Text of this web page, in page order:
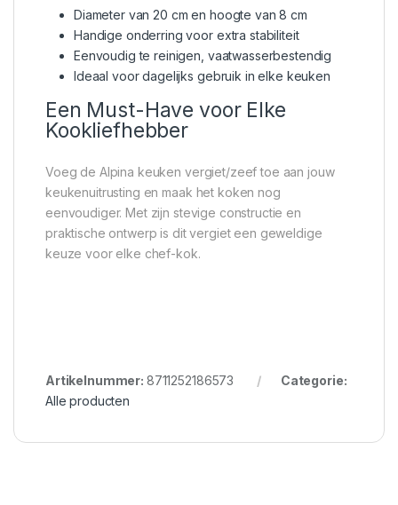
Diameter van 20 cm en hoogte van 8 cm
Handige onderring voor extra stabiliteit
Eenvoudig te reinigen, vaatwasserbestendig
Ideaal voor dagelijks gebruik in elke keuken
Een Must-Have voor Elke
Kookliefhebber
Voeg de Alpina keuken vergiet/zeef toe aan jouw
keukenuitrusting en maak het koken nog
eenvoudiger. Met zijn stevige constructie en
praktische ontwerp is dit vergiet een geweldige
keuze voor elke chef-kok.
Artikelnummer: 8711252186573
Categorie:
Alle producten